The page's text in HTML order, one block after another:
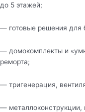
до 5 этажей;
— готовые решения для
— домокомплекты и
реморта;
— тригенерация,
— металлоконструкции,